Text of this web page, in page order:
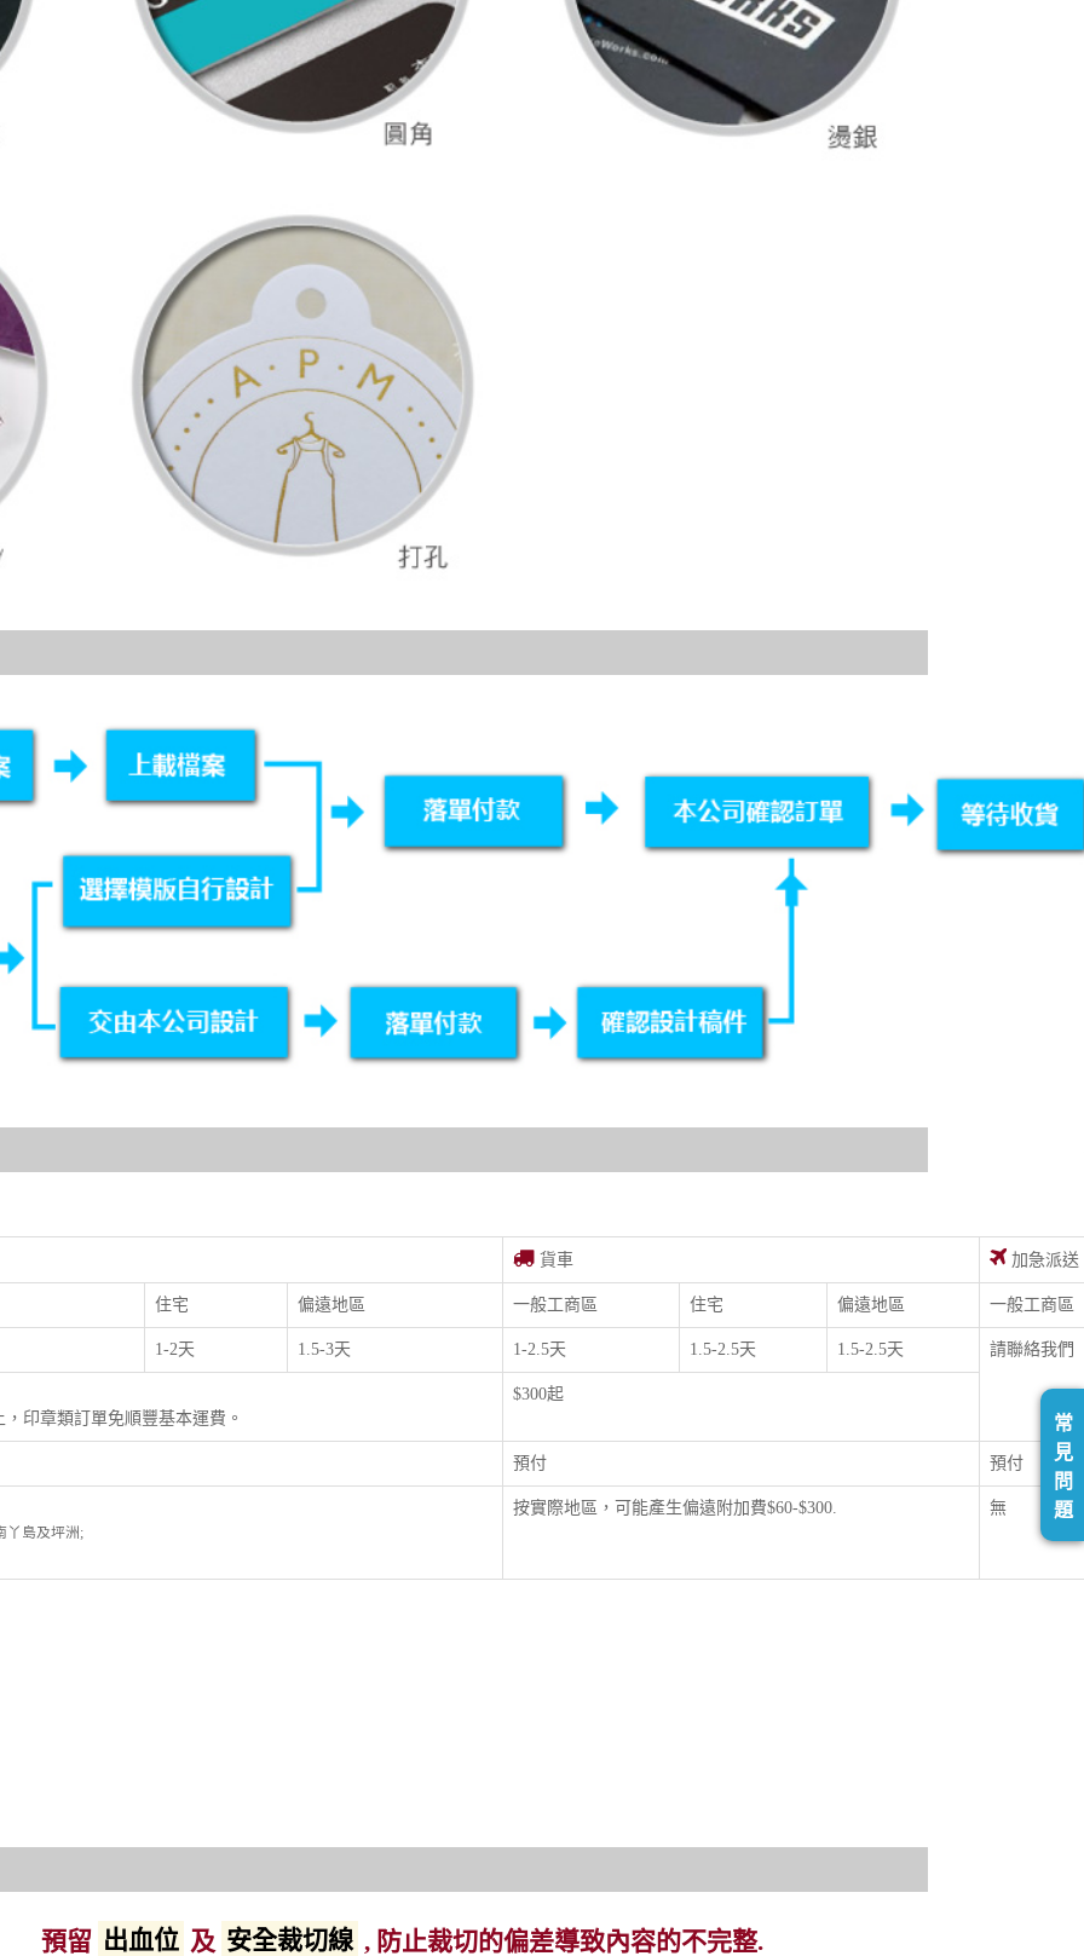
貨車 加急派送
住宅 偏遠地區 一般工商區 住宅 偏遠地區 一般工商區
1-2天 1.5-3天 1-2.5天 1.5-2.5天 1.5-2.5天 請聯絡我們
印章類訂單免順豐基本運費。
$300起
預付 預付
丫島及坪洲;
按實際地區，可能產生偏遠附加費$60-$300. 無
預留 出血位 及 安全裁切線 , 防止裁切的偏差導致內容的不完整.
常
見
問
題